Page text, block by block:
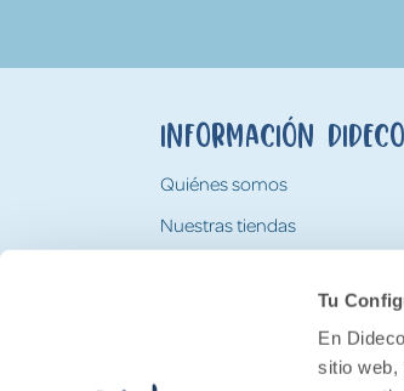
Tu
En
sitio web,
Información Dideco
Quiénes somos
Nuestras tiendas
Tarjeta Regalo Dideco